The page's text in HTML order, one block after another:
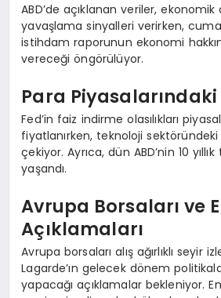
ABD’de açıklanan veriler,
yavaşlama sinyalleri verirken,
istihdam raporunun ekonomi
vereceği öngörülüyor.
Para
Fed’in faiz indirme olasılıkları
fiyatlanırken, teknoloji
çekiyor. Ayrıca, dün ABD’nin 10
yaşandı.
Avrupa Borsaları ve
Açıklamaları
Avrupa borsaları alış ağırlıklı seyir
Lagarde’ın gelecek dönem
yapacağı açıklamalar bekleniyor.